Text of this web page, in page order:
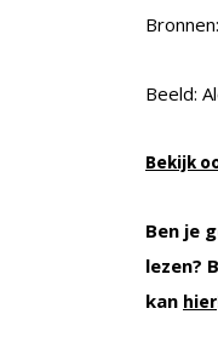
Bronnen:
Beeld:
Bekijk
Ben je
lezen?
kan hier